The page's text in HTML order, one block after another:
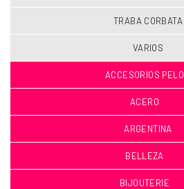
TRABA CORBATA
VARIOS
ACCESORIOS PELO
ACERO
ARGENTINA
BELLEZA
BIJOUTERIE